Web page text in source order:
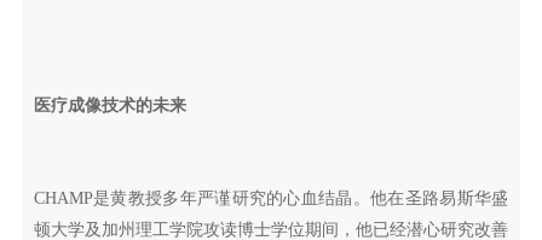
医疗成像技术的未来
CHAMP是黄教授多年严谨研究的心血结晶。他在圣路易斯华盛
顿大学及加州理工学院攻读博士学位期间，他已经潜心研究改善